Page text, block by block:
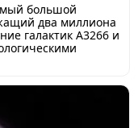
большой
два миллиона
галактик A3266 и